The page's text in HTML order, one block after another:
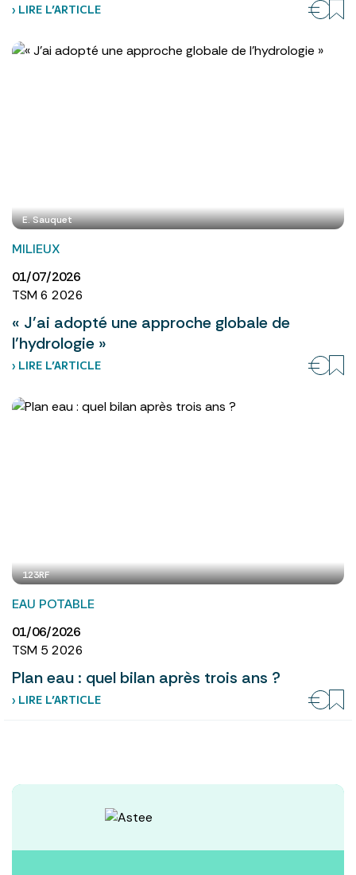
› LIRE L’ARTICLE
E. Sauquet
MILIEUX
01/07/2026
TSM 6 2026
« J’ai adopté une approche globale de
l’hydrologie »
› LIRE L’ARTICLE
123RF
EAU POTABLE
01/06/2026
TSM 5 2026
Plan eau : quel bilan après trois ans ?
› LIRE L’ARTICLE